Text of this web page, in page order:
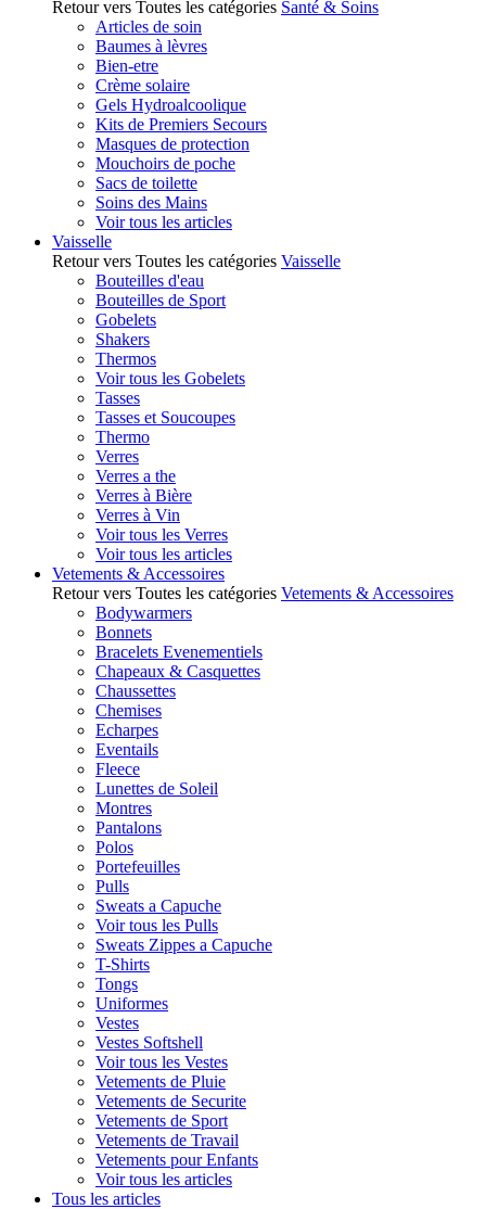
Retour vers Toutes les catégories Santé & Soins
Articles de soin
Baumes à lèvres
Bien-etre
Crème solaire
Gels Hydroalcoolique
Kits de Premiers Secours
Masques de protection
Mouchoirs de poche
Sacs de toilette
Soins des Mains
Voir tous les articles
Vaisselle
Retour vers Toutes les catégories Vaisselle
Bouteilles d'eau
Bouteilles de Sport
Gobelets
Shakers
Thermos
Voir tous les Gobelets
Tasses
Tasses et Soucoupes
Thermo
Verres
Verres a the
Verres à Bière
Verres à Vin
Voir tous les Verres
Voir tous les articles
Vetements & Accessoires
Retour vers Toutes les catégories Vetements & Accessoires
Bodywarmers
Bonnets
Bracelets Evenementiels
Chapeaux & Casquettes
Chaussettes
Chemises
Echarpes
Eventails
Fleece
Lunettes de Soleil
Montres
Pantalons
Polos
Portefeuilles
Pulls
Sweats a Capuche
Voir tous les Pulls
Sweats Zippes a Capuche
T-Shirts
Tongs
Uniformes
Vestes
Vestes Softshell
Voir tous les Vestes
Vetements de Pluie
Vetements de Securite
Vetements de Sport
Vetements de Travail
Vetements pour Enfants
Voir tous les articles
Tous les articles